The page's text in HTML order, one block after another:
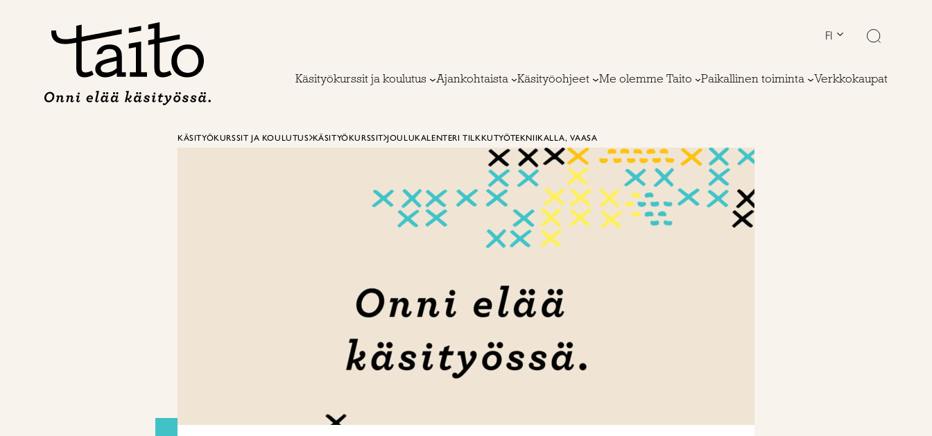
FI
Käsityökurssit ja koulutus Ajankohtaista Käsityöohjeet Me olemme Taito Paikallinen toiminta Verkkokaupat
KÄSITYÖKURSSIT JA KOULUTUS KÄSITYÖKURSSIT JOULUKALENTERI TILKKUTYÖTEKNIIKALLA, VAASA